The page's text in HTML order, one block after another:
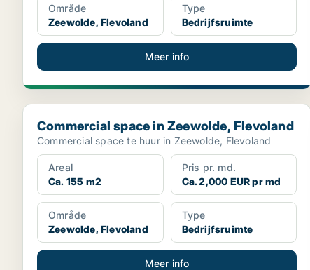
Område
Zeewolde, Flevoland
Type
Bedrijfsruimte
Meer info
Commercial space in Zeewolde, Flevoland
Commercial space in Zeewolde, Flevoland
Commercial space te huur in Zeewolde, Flevoland
Areal
Ca. 155 m2
Pris pr. md.
Ca. 2,000 EUR pr md
Område
Zeewolde, Flevoland
Type
Bedrijfsruimte
Meer info